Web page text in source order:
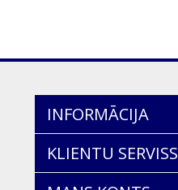
INFORMĀCIJA
KLIENTU SERVISS